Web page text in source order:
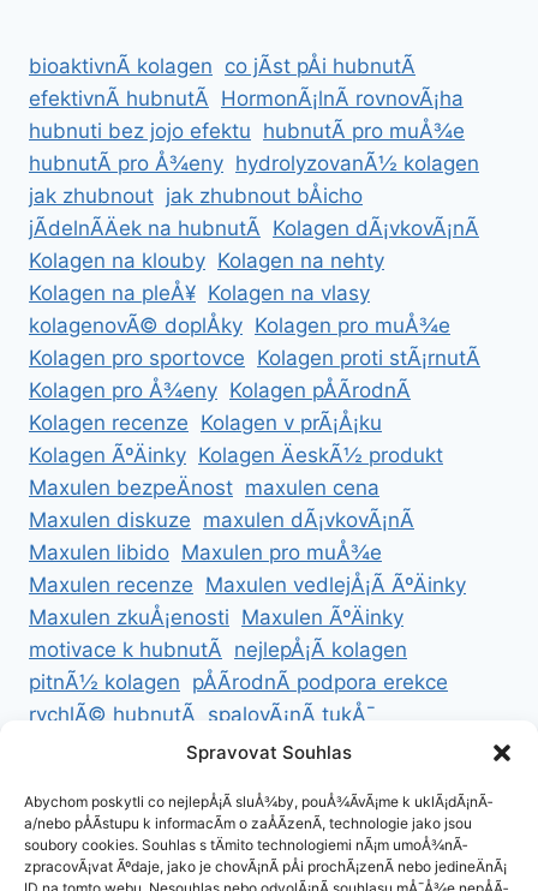
CVIKY
A
DELNÃ­
ÄEK
bioaktivnÃ­ kolagen co jÃ­st pÅi hubnutÃ­
efektivnÃ­ hubnutÃ­ HormonÃ¡lnÃ­ rovnovÃ¡ha
hubnuti bez jojo efektu hubnutÃ­ pro muÅ¾e
hubnutÃ­ pro Å¾eny hydrolyzovanÃ½ kolagen
jak zhubnout jak zhubnout bÅicho
jÃ­delnÃ­Äek na hubnutÃ­ Kolagen dÃ¡vkovÃ¡nÃ­
Kolagen na klouby Kolagen na nehty
Kolagen na pleÅ¥ Kolagen na vlasy
kolagenovÃ© doplÅky Kolagen pro muÅ¾e
Kolagen pro sportovce Kolagen proti stÃ¡rnutÃ­
Kolagen pro Å¾eny Kolagen pÅÃ­rodnÃ­
Kolagen recenze Kolagen v prÃ¡Å¡ku
Kolagen ÃºÄinky Kolagen ÄeskÃ½ produkt
Maxulen bezpeÄnost maxulen cena
Maxulen diskuze maxulen dÃ¡vkovÃ¡nÃ­
Maxulen libido Maxulen pro muÅ¾e
Maxulen recenze Maxulen vedlejÅ¡Ã­ ÃºÄinky
Maxulen zkuÅ¡enosti Maxulen ÃºÄinky
motivace k hubnutÃ­ nejlepÅ¡Ã­ kolagen
pitnÃ½ kolagen pÅÃ­rodnÃ­ podpora erekce
rychlÃ© hubnutÃ­ spalovÃ¡nÃ­ tukÅ¯
ZdravÃ© hubnutÃ­ ZdravÃ© recepty na hubnutÃ­
Spravovat Souhlas
Abychom poskytli co nejlepÅ¡Ã­ sluÅ¾by, pouÅ¾Ã­vÃ¡me k uklÃ¡dÃ¡nÃ­
a/nebo pÅÃ­stupu k informacÃ­m o zaÅÃ­zenÃ­, technologie jako jsou
soubory cookies. Souhlas s tÄmito technologiemi nÃ¡m umoÅ¾nÃ­
zpracovÃ¡vat Ãºdaje, jako je chovÃ¡nÃ­ pÅi prochÃ¡zenÃ­ nebo jedineÄnÃ¡